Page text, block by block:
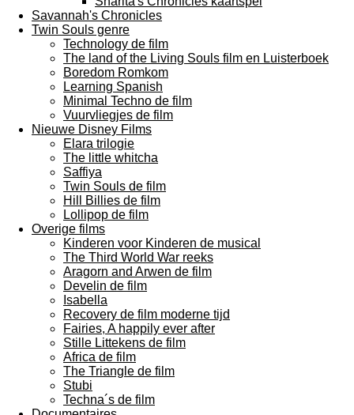
Savannah's Chronicles
Twin Souls genre
Technology de film
The land of the Living Souls film en Luisterboek
Boredom Romkom
Learning Spanish
Minimal Techno de film
Vuurvliegjes de film
Nieuwe Disney Films
Elara trilogie
The little whitcha
Saffiya
Twin Souls de film
Hill Billies de film
Lollipop de film
Overige films
Kinderen voor Kinderen de musical
The Third World War reeks
Aragorn and Arwen de film
Develin de film
Isabella
Recovery de film moderne tijd
Fairies, A happily ever after
Stille Littekens de film
Africa de film
The Triangle de film
Stubi
Techna´s de film